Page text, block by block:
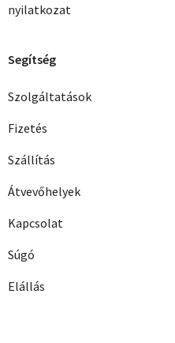
nyilatkozat
Segítség
Szolgáltatások
Fizetés
Szállítás
Átvevőhelyek
Kapcsolat
Súgó
Elállás